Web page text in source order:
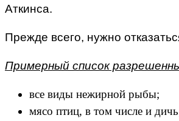
Аткинса.
Прежде всего, нужно
Примерный список
все виды нежирной рыбы;
мясо птиц, в том числе и